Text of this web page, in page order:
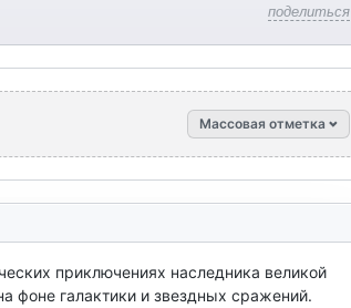
поделиться
Массовая отметка
приключениях наследника великой
фоне галактики и звездных сражений.